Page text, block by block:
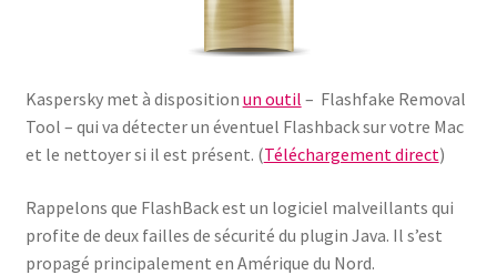
Kaspersky met à disposition un outil – Flashfake Removal
Tool – qui va détecter un éventuel Flashback sur votre Mac
et le nettoyer si il est présent. (Téléchargement direct)
Rappelons que FlashBack est un logiciel malveillants qui
profite de deux failles de sécurité du plugin Java. Il s’est
propagé principalement en Amérique du Nord.